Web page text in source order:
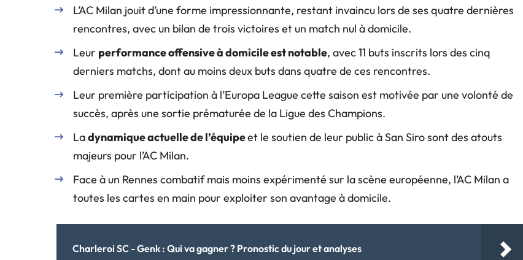
L’AC Milan jouit d’une forme impressionnante, restant invaincu lors de ses quatre dernières
rencontres, avec un bilan de trois victoires et un match nul à domicile.
Leur performance offensive à domicile est notable, avec 11 buts inscrits lors des cinq
derniers matchs, dont au moins deux buts dans quatre de ces rencontres.
Leur première participation à l’Europa League cette saison est motivée par une volonté de
succès, après une sortie prématurée de la Ligue des Champions.
Ladynamique actuelle de l’équipeet le soutien de leur public à San Siro sont des atouts
majeurs pour l’AC Milan.
Face à un Rennes combatif mais moins expérimenté sur la scène européenne, l’AC Milan a
toutes les cartes en main pour exploiter son avantage à domicile.
Charleroi SC - Genk : Qui va gagner ? Pronostic du jour et analyses